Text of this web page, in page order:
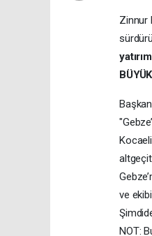
Zinnur
ve
NOT: